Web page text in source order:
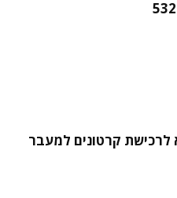
קרטונים למעבר